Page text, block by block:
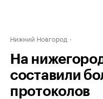
Нижний Новгород
На
составили
протоколов